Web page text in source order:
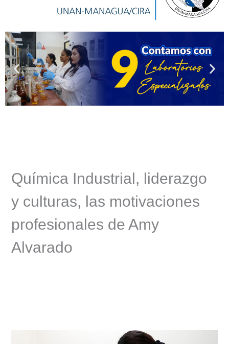
Química Industrial, liderazgo
y culturas, las motivaciones
profesionales de Amy
Alvarado